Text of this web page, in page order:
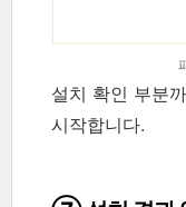
설치 확인 부분
시작합니다.